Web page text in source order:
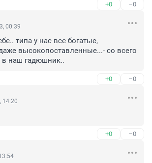
+0 –0
00:39
типа у нас все богатые,
высокопоставленные...- со всего
в наш гадюшник..
+0 –0
14:20
+0 –0